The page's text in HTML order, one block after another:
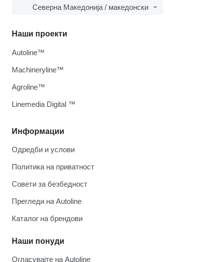
Северна Македонија / македонски
Информации
Одредби и услови
Политика на приватност
Совети за безбедност
Прегледи на Autoline
Каталог на брендови
Наши понуди
Огласувајте на Autoline
Наши проекти
Autoline™
Machineryline™
Agroline™
Linemedia Digital ™